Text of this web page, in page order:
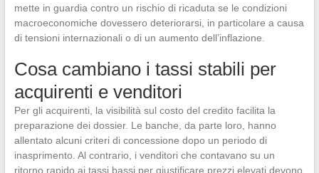
mette in guardia contro un rischio di ricaduta se le condizioni
macroeconomiche dovessero deteriorarsi, in particolare a causa
di tensioni internazionali o di un aumento dell’inflazione.
Cosa cambiano i tassi stabili per
acquirenti e venditori
Per gli acquirenti, la visibilità sul costo del credito facilita la
preparazione dei dossier. Le banche, da parte loro, hanno
allentato alcuni criteri di concessione dopo un periodo di
inasprimento. Al contrario, i venditori che contavano su un
ritorno rapido ai tassi bassi per giustificare prezzi elevati devono